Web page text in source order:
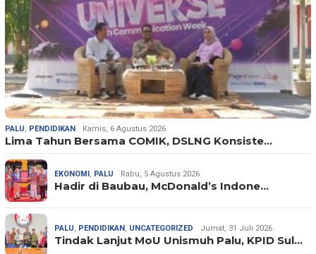
PALU PENDIDIKAN Kamis, 6 Agustus 2026
Lima Tahun Bersama COMIK, DSLNG Konsiste…
EKONOMI PALU Rabu, 5 Agustus 2026
Hadir di Baubau, McDonald’s Indone…
PALU PENDIDIKAN UNCATEGORIZED Jumat, 31 Juli 2026
Tindak Lanjut MoU Unismuh Palu, KPID Sul…